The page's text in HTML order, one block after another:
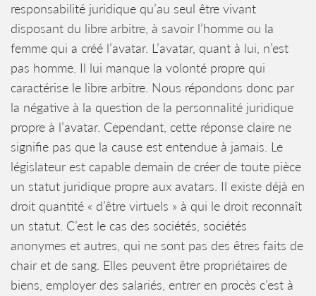
responsabilité juridique qu’au seul être vivant
disposant du libre arbitre, à savoir l’homme ou la
femme qui a créé l’avatar. L’avatar, quant à lui, n’est
pas homme. Il lui manque la volonté propre qui
caractérise le libre arbitre. Nous répondons donc par
la négative à la question de la personnalité juridique
propre à l’avatar. Cependant, cette réponse claire ne
signifie pas que la cause est entendue à jamais. Le
législateur est capable demain de créer de toute pièce
un statut juridique propre aux avatars. Il existe déjà en
droit quantité « d’être virtuels » à qui le droit reconnaît
un statut. C’est le cas des sociétés, sociétés
anonymes et autres, qui ne sont pas des êtres faits de
chair et de sang. Elles peuvent être propriétaires de
biens, employer des salariés, entrer en procès c’est à